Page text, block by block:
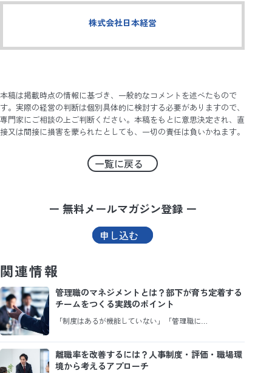
株式会社日本経営
本稿は掲載時点の情報に基づき、一般的なコメントを述べたもので
す。実際の経営の判断は個別具体的に検討する必要がありますので、
専門家にご相談の上ご判断ください。本稿をもとに意思決定され、直
接又は間接に損害を蒙られたとしても、一切の責任は負いかねます。
一覧に戻る
ー 無料メールマガジン登録 ー
申し込む
関連情報
管理職のマネジメントとは？部下が育ち定着する
チームをつくる実践のポイント
「制度はあるが機能していない」「管理職に…
離職率を改善するには？人事制度・評価・職場環
境から考えるアプローチ